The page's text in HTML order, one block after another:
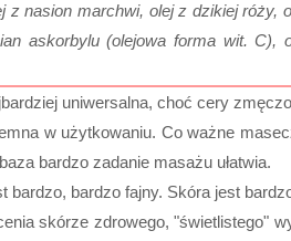
z nasion marchwi, olej z dzikiej
askorbylu (olejowa forma wit.
uniwersalna, choć cery
w użytkowaniu. Co ważne
bardzo zadanie masażu ułatwia.
bardzo, bardzo fajny. Skóra jest
skórze zdrowego, "świetlistego"